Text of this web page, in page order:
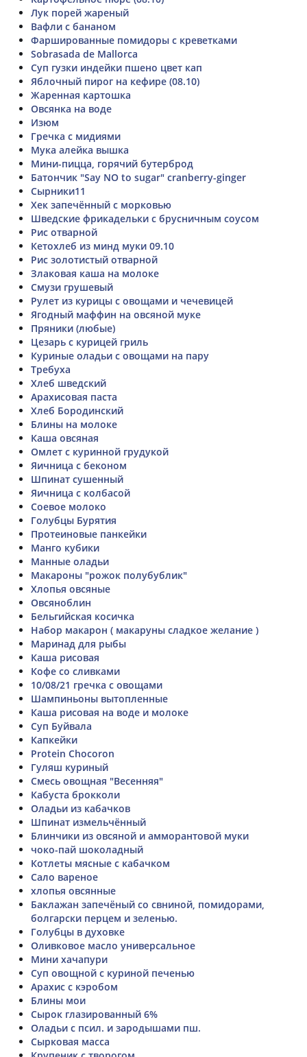
Лук порей жареный
Вафли с бананом
Фаршированные помидоры с креветками
Sobrasada de Mallorca
Суп гузки индейки пшено цвет кап
Яблочный пирог на кефире (08.10)
Жаренная картошка
Овсянка на воде
Изюм
Гречка с мидиями
Мука алейка вышка
Мини-пицца, горячий бутерброд
Батончик "Say NO to sugar" cranberry-ginger
Сырники11
Хек запечённый с морковью
Шведские фрикадельки с брусничным соусом
Рис отварной
Кетохлеб из минд муки 09.10
Рис золотистый отварной
Злаковая каша на молоке
Смузи грушевый
Рулет из курицы с овощами и чечевицей
Ягодный маффин на овсяной муке
Пряники (любые)
Цезарь с курицей гриль
Куриные оладьи с овощами на пару
Требуха
Хлеб шведский
Арахисовая паста
Хлеб Бородинский
Блины на молоке
Каша овсяная
Омлет с куринной грудукой
Яичница с беконом
Шпинат сушенный
Яичница с колбасой
Соевое молоко
Голубцы Бурятия
Протеиновые панкейки
Манго кубики
Манные оладьи
Макароны "рожок полубублик"
Хлопья овсяные
Овсяноблин
Бельгийская косичка
Набор макарон ( макаруны сладкое желание )
Маринад для рыбы
Каша рисовая
Кофе со сливками
10/08/21 гречка с овощами
Шампиньоны вытопленные
Каша рисовая на воде и молоке
Суп Буйвала
Капкейки
Protein Chocoron
Гуляш куриный
Смесь овощная "Весенняя"
Кабуста брокколи
Оладьи из кабачков
Шпинат измельчённый
Блинчики из овсяной и амморантовой муки
чоко-пай шоколадный
Котлеты мясные с кабачком
Сало вареное
хлопья овсянные
Баклажан запечёный со свниной, помидорами,
болгарски перцем и зеленью.
Голубцы в духовке
Оливковое масло универсальное
Мини хачапури
Суп овощной с куриной печенью
Арахис с кэробом
Блины мои
Сырок глазированный 6%
Оладьи с псил. и зародышами пш.
Сырковая масса